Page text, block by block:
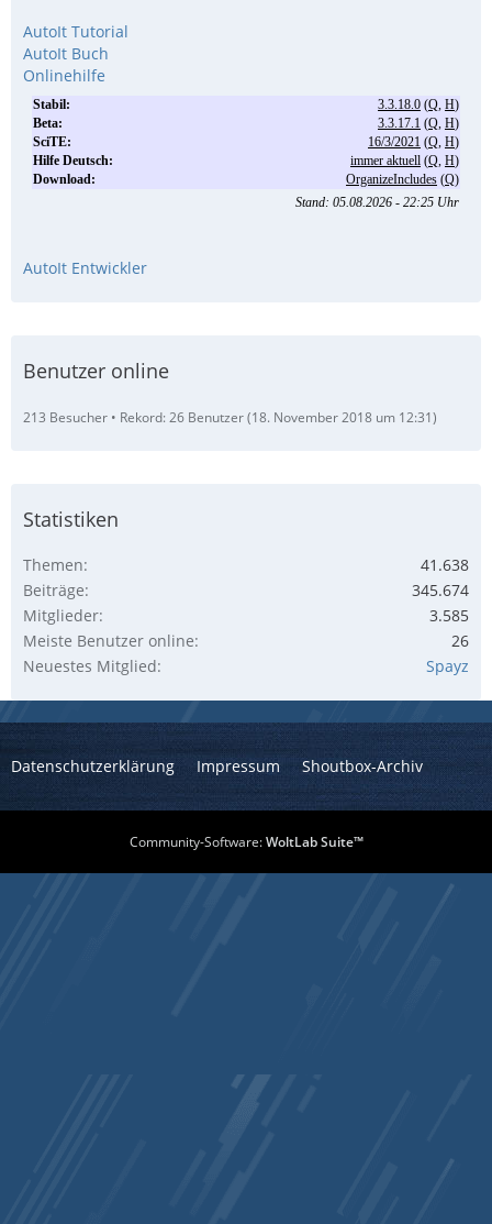
AutoIt Tutorial
AutoIt Buch
Onlinehilfe
AutoIt Entwickler
Benutzer online
213 Besucher Rekord: 26 Benutzer (18. November 2018 um 12:31)
Statistiken
Themen
41.638
Beiträge
345.674
Mitglieder
3.585
Meiste Benutzer online
26
Neuestes Mitglied
Spayz
Datenschutzerklärung Impressum Shoutbox-Archiv
Community-Software:WoltLab Suite™